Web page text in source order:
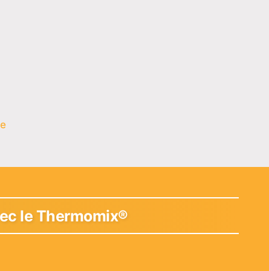
le Thermomix®